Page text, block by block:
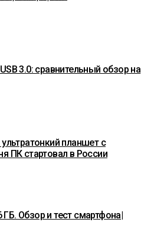
3.0: сравнительный обзор на
ультратонкий планшет с
ПК стартовал в России
Обзор и тест смартфона|